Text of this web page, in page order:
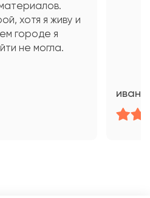
хотя я живу и
городе я
не могла.
иван